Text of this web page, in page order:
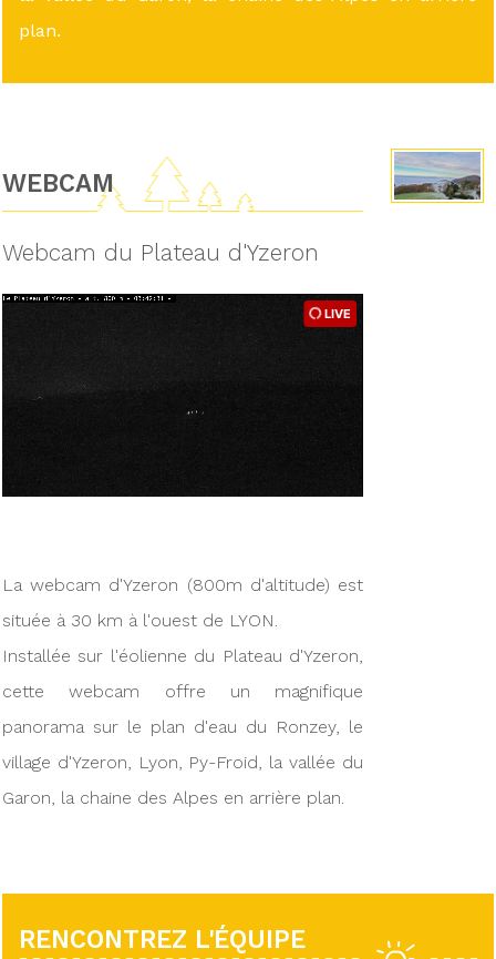
plan.
WEBCAM
Webcam du Plateau d'Yzeron
La webcam d'Yzeron (800m d'altitude) est
située à 30 km à l'ouest de LYON.
Installée sur l'éolienne du Plateau d'Yzeron,
cette webcam offre un magnifique
panorama sur le plan d'eau du Ronzey, le
village d'Yzeron, Lyon, Py-Froid, la vallée du
Garon, la chaine des Alpes en arrière plan.
RENCONTREZ L'ÉQUIPE